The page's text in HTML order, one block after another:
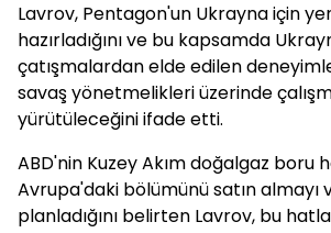
Lavrov, Pentagon'un Ukrayna için
hazırladığını ve bu kapsamda
çatışmalardan elde edilen
savaş yönetmelikleri üzerinde
yürütüleceğini ifade etti.
ABD'nin Kuzey Akım doğalgaz boru
Avrupa'daki bölümünü satın almayı
planladığını belirten Lavrov, bu